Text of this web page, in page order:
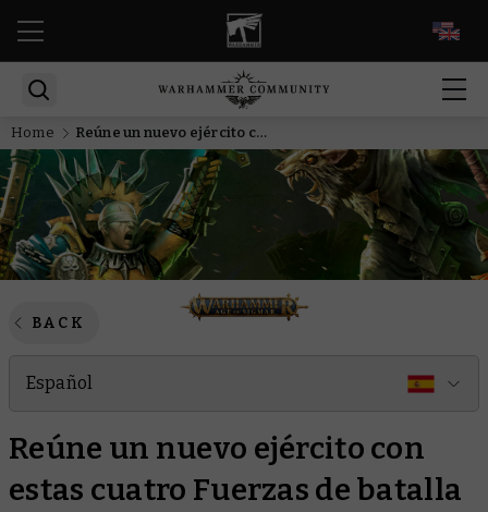
Home Reúne un nuevo ejército con estas cuatro Fuerzas de batalla de Age of Sigmar
BACK
Español
Reúne un nuevo ejército con
estas cuatro Fuerzas de batalla